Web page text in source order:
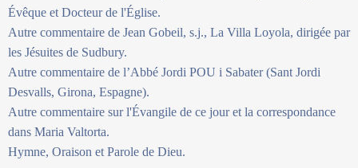
Évêque et Docteur de l'Église.
Autre commentaire de Jean Gobeil, s.j., La Villa Loyola, dirigée par
les Jésuites de Sudbury.
Autre commentaire de l’Abbé Jordi POU i Sabater (Sant Jordi
Desvalls, Girona, Espagne).
Autre commentaire sur l'Évangile de ce jour et la correspondance
dans Maria Valtorta.
Hymne, Oraison et Parole de Dieu.